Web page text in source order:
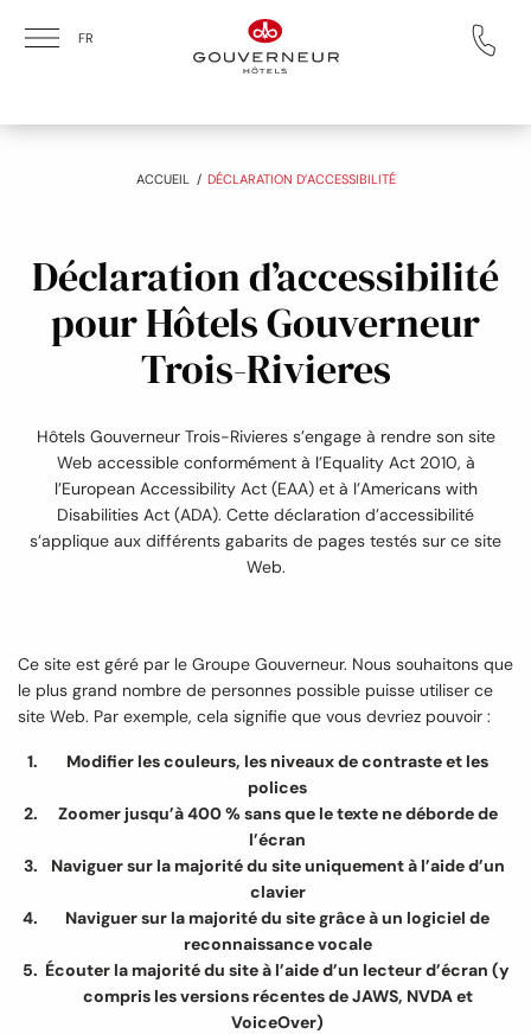
FR
ACCUEIL DÉCLARATION D’ACCESSIBILITÉ
Déclaration d’accessibilité
pour Hôtels Gouverneur
Trois-Rivieres
Hôtels Gouverneur Trois-Rivieres s’engage à rendre son site
Web accessible conformément à l’Equality Act 2010, à
l’European Accessibility Act (EAA) et à l’Americans with
Disabilities Act (ADA). Cette déclaration d’accessibilité
s’applique aux différents gabarits de pages testés sur ce site
Web.
Ce site est géré par le Groupe Gouverneur. Nous souhaitons que
le plus grand nombre de personnes possible puisse utiliser ce
site Web. Par exemple, cela signifie que vous devriez pouvoir :
Modifier les couleurs, les niveaux de contraste et les
polices
Zoomer jusqu’à 400 % sans que le texte ne déborde de
l’écran
Naviguer sur la majorité du site uniquement à l’aide d’un
clavier
Naviguer sur la majorité du site grâce à un logiciel de
reconnaissance vocale
Écouter la majorité du site à l’aide d’un lecteur d’écran (y
compris les versions récentes de JAWS, NVDA et
VoiceOver)